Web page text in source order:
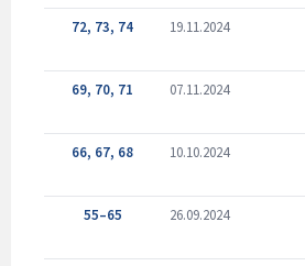
72, 73, 74 19.11.2024
69, 70, 71 07.11.2024
66, 67, 68 10.10.2024
55–65 26.09.2024